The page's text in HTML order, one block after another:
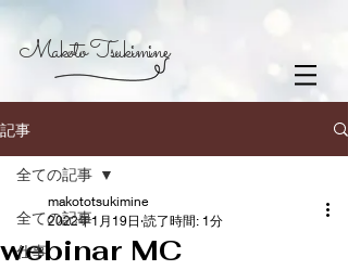
Makoto Tsukimine
記事
全ての記事
仕事
全ての記事
webinar MC
makototsukimine
2022年1月19日 読了時間: 1分